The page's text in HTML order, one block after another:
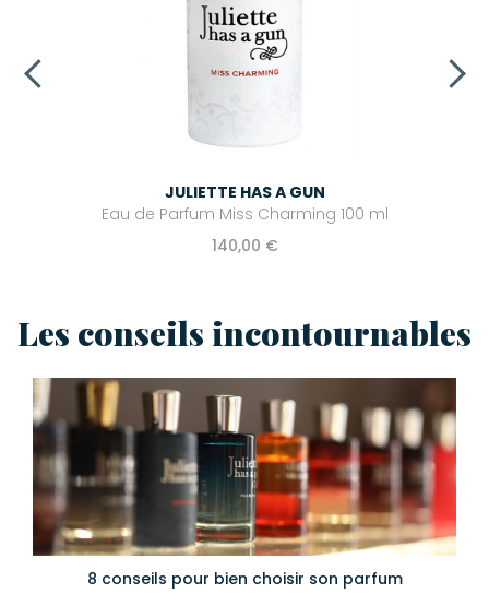
JULIETTE HAS A GUN
Eau de Parfum Miss Charming 100 ml
140,00 €
Les conseils incontournables
8 conseils pour bien choisir son parfum